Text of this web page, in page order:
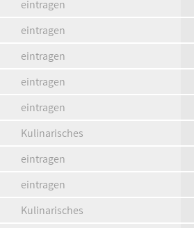
eintragen
eintragen
eintragen
eintragen
eintragen
Kulinarisches
eintragen
eintragen
Kulinarisches